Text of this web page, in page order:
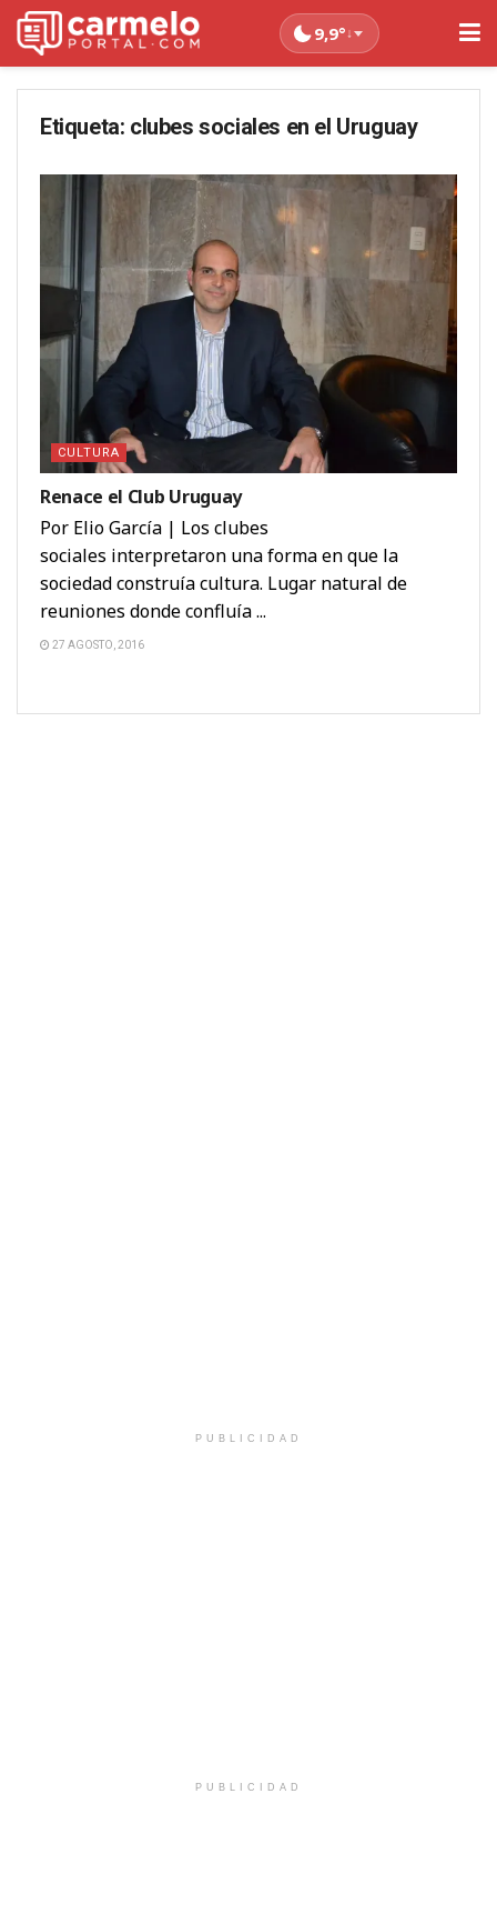
9,9°↓
Etiqueta: clubes sociales en el Uruguay
CULTURA
Renace el Club Uruguay
Por Elio García | Los clubes
sociales interpretaron una forma en que la
sociedad construía cultura. Lugar natural de
reuniones donde confluía ...
27 AGOSTO, 2016
PUBLICIDAD
PUBLICIDAD